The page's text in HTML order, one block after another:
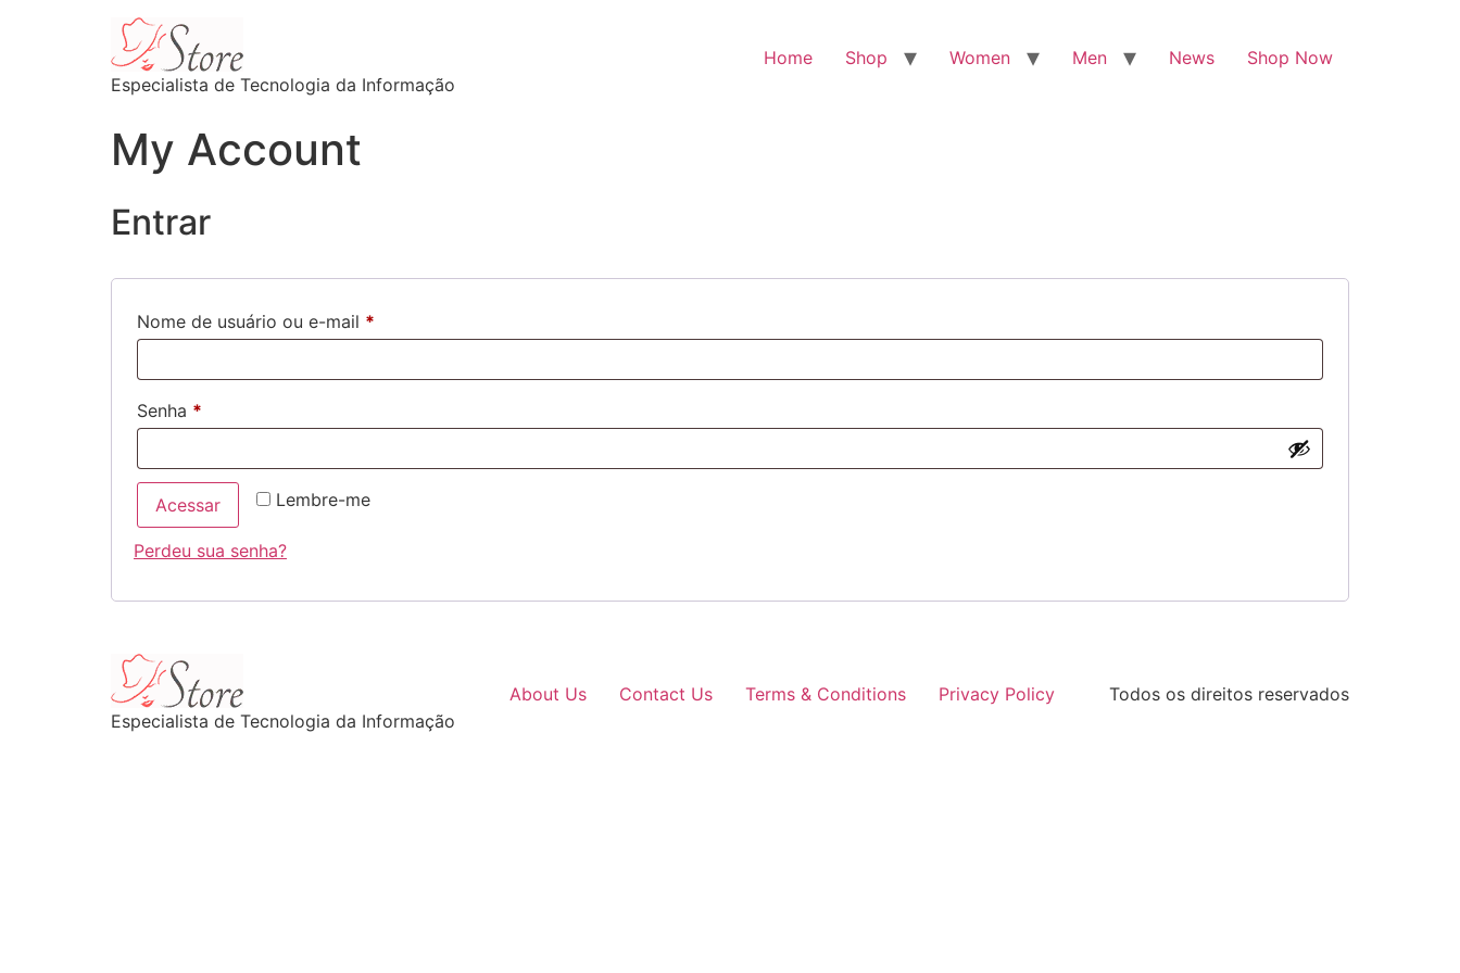
Especialista de Tecnologia da Informação
Home Shop Women Men News Shop Now
My Account
Entrar
Nome de usuário ou e-mail *
Senha *
Lembre-me
Acessar
Perdeu sua senha?
Especialista de Tecnologia da Informação
About Us Contact Us Terms & Conditions Privacy Policy Todos os direitos reservados